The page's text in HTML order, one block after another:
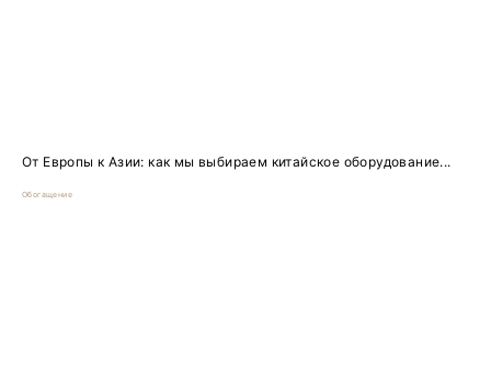
От Европы к Азии: как мы выбираем китайское оборудование...
Обогащение